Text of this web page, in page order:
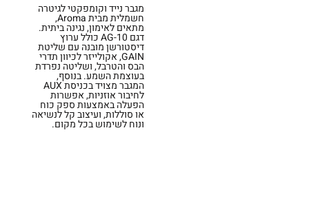
מגבר נייד וקומפקטי לגיטרה
חשמלית מבית Aroma,
מתאים לאימון, נגינה ביתית.
דגם AG-10 כולל ערוץ
דיסטורשן מובנה עם שליטת
GAIN, אקולייזר לכיוון תדרי
הבס והטרבל, ושליטה נפרדת
בעוצמת השמע. בנוסף,
המגבר מצויד בכניסת AUX
לחיבור אוזניות, אפשרות
הפעלה באמצעות ספק כוח
או סוללות, ועיצוב קל לנשיאה
ונוח לשימוש בכל מקום.